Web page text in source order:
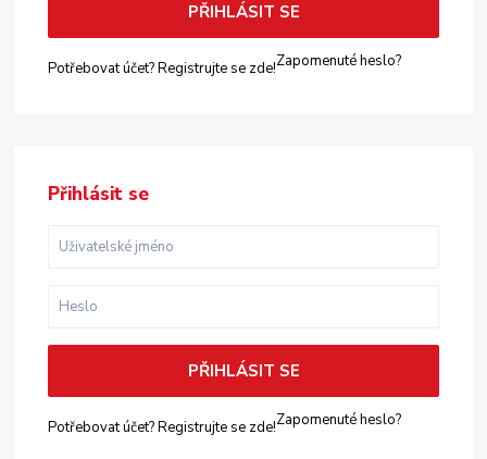
PŘIHLÁSIT SE
Potřebovat účet? Registrujte se zde!Zapomenuté heslo?
Přihlásit se
PŘIHLÁSIT SE
Potřebovat účet? Registrujte se zde!Zapomenuté heslo?